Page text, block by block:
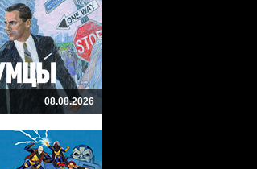
08.08.2026